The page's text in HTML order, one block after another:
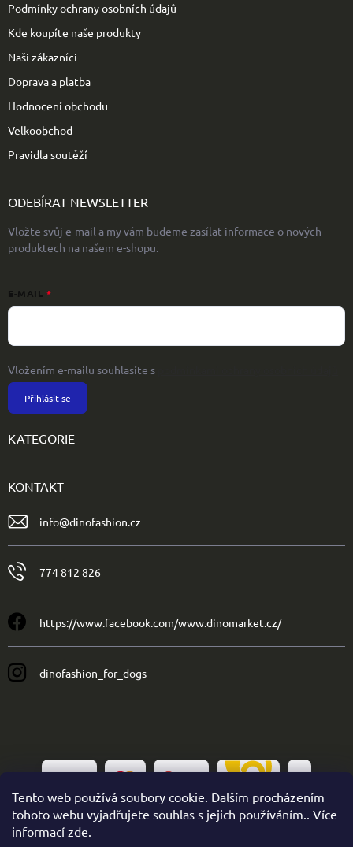
Tento web používá soubory cookie. Dalším procházením
tohoto webu vyjadřujete souhlas s jejich používáním.. Více
informací zde.
Podmínky ochrany osobních údajů
Kde koupíte naše produkty
Naši zákazníci
Doprava a platba
Hodnocení obchodu
Velkoobchod
Pravidla soutěží
ODEBÍRAT NEWSLETTER
Vložte svůj e-mail a my vám budeme zasílat informace o nových
produktech na našem e-shopu.
E-MAIL
Vložením e-mailu souhlasíte s
Přihlásit se
KATEGORIE
KONTAKT
info@dinofashion.cz
774 812 826
https://www.facebook.com/www.dinomarket.cz/
dinofashion_for_dogs